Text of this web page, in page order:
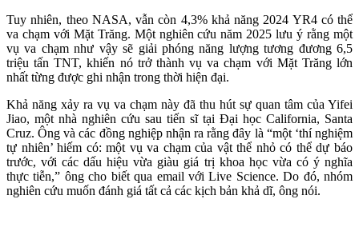
Tuy nhiên, theo NASA, vẫn còn 4,3% khả năng 2024 YR4 có thể
va chạm với Mặt Trăng. Một nghiên cứu năm 2025 lưu ý rằng một
vụ va chạm như vậy sẽ giải phóng năng lượng tương đương 6,5
triệu tấn TNT, khiến nó trở thành vụ va chạm với Mặt Trăng lớn
nhất từng được ghi nhận trong thời hiện đại.
Khả năng xảy ra vụ va chạm này đã thu hút sự quan tâm của Yifei
Jiao, một nhà nghiên cứu sau tiến sĩ tại Đại học California, Santa
Cruz. Ông và các đồng nghiệp nhận ra rằng đây là “một ‘thí nghiệm
tự nhiên’ hiếm có: một vụ va chạm của vật thể nhỏ có thể dự báo
trước, với các dấu hiệu vừa giàu giá trị khoa học vừa có ý nghĩa
thực tiễn,” ông cho biết qua email với Live Science. Do đó, nhóm
nghiên cứu muốn đánh giá tất cả các kịch bản khả dĩ, ông nói.